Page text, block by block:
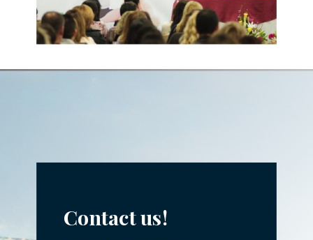
Contact us!